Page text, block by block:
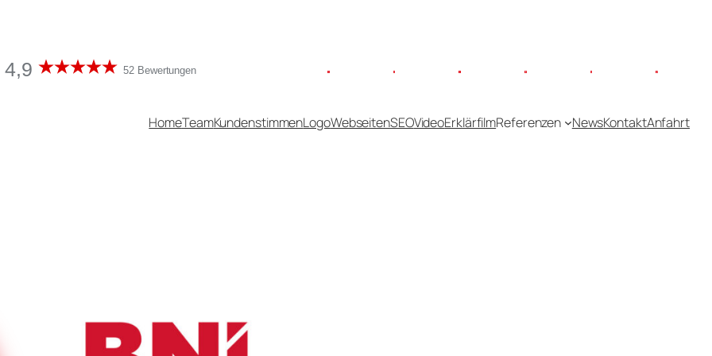
4,9 52 Bewertungen
HomeTeamKundenstimmenLogoWebseitenSEOVideoErklärfilmReferenzen NewsKontaktAnfahrt